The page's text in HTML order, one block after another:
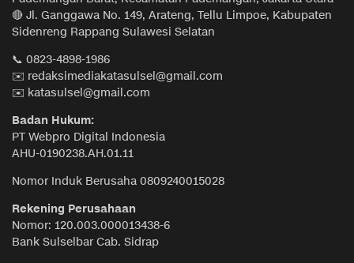
🔴 Jl. Ganggawa No. 149, Arateng, Tellu Limpoe, Kabupaten
Sidenreng Rappang Sulawesi Selatan
📞 0823-4898-1986
✉️ redaksimediakatasulsel@gmail.com
✉️ katasulsel@gmail.com
Badan Hukum:
PT Webpro Digital Indonesia
AHU-0190238.AH.01.11
Nomor Induk Berusaha 0809240015028
Rekening Perusahaan
Nomor: 120.003.000013438-6
Bank Sulselbar Cab. Sidrap